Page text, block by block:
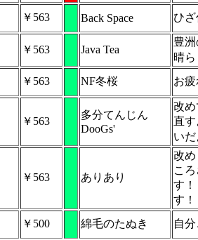
￥563 Back Space ひざ
￥563 Java Tea
豊
晴
￥563 NF冬桜 お
￥563
多分てんじん
DooGs'
改め
直
い
￥563 ありあり
改
こ
す
す
￥500 綿毛のたぬき 自